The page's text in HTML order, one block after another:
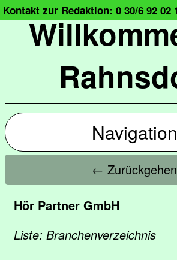
Kontakt zur Redaktion: 0 30/6 92 02
Navigation
← Zurückgehen
Hör Partner GmbH
Liste: Branchenverzeichnis